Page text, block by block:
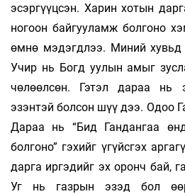
эсэргүүцсэн. Харин хотын
ногоон байгууламж болгоно
өмнө мэдэгдлээ. Миний хувьд
Учир нь Богд уулын амыг
чөлөөлсөн. Гэтэл дараа
эзэнтэй болсон шүү дээ. Одоо
Дараа нь “Бид Гандангаа
болгоно” гэхийг үгүйсгэх
дарга иргэдийг эх оронч бай,
Уг нь газрын эзэд бол